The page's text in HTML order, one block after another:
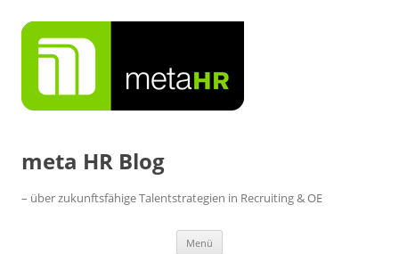
Inhalt
springen
meta HR Blog
– über zukunftsfähige Talentstrategien in Recruiting & OE
Menü